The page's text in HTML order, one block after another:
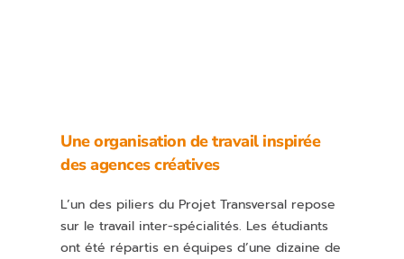
Une organisation de travail inspirée
des agences créatives
L’un des piliers du Projet Transversal repose
sur le travail inter-spécialités. Les étudiants
ont été répartis en équipes d’une dizaine de